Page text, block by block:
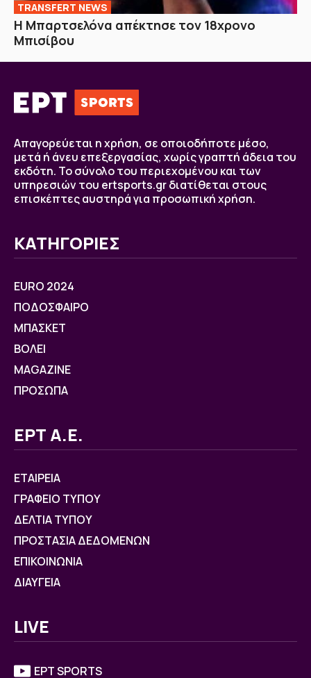
TRANSFERT NEWS
Η Μπαρτσελόνα απέκτησε τον 18χρονο
Μπισίβου
Απαγορεύεται η χρήση, σε οποιοδήποτε μέσο,
μετά ή άνευ επεξεργασίας, χωρίς γραπτή άδεια του
εκδότη. Το σύνολο του περιεχομένου και των
υπηρεσιών του ertsports.gr διατίθεται στους
επισκέπτες αυστηρά για προσωπική χρήση.
ΚΑΤΗΓΟΡΙΕΣ
EURO 2024
ΠΟΔΟΣΦΑΙΡΟ
ΜΠΑΣΚΕΤ
ΒOΛΕΙ
MAGAZINE
ΠΡΟΣΩΠΑ
ΕΡΤ Α.Ε.
ΕΤΑΙΡΕΙΑ
ΓΡΑΦΕΙΟ ΤΥΠΟΥ
ΔΕΛΤΙΑ ΤΥΠΟΥ
ΠΡΟΣΤΑΣΙΑ ΔΕΔΟΜΕΝΩΝ
ΕΠΙΚΟΙΝΩΝΙΑ
ΔΙΑΥΓΕΙΑ
LIVE
ΕΡΤ SPORTS